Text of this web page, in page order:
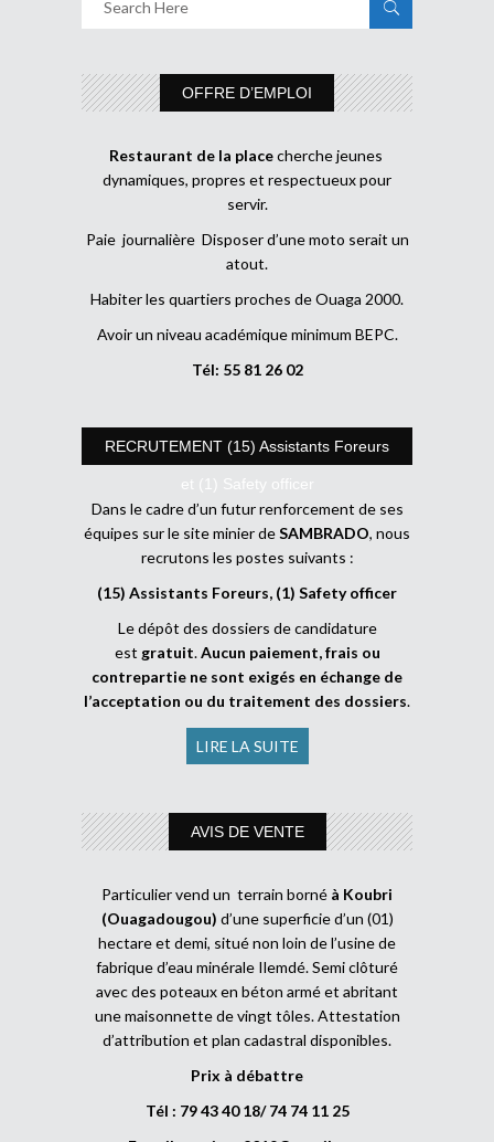
OFFRE D’EMPLOI
Restaurant de la placecherche jeunes
dynamiques, propres et respectueux pour
servir.
Paie journalière Disposer d’une moto serait un
atout.
Habiter les quartiers proches de Ouaga 2000.
Avoir un niveau académique minimum BEPC.
Tél: 55 81 26 02
RECRUTEMENT (15) Assistants Foreurs
et (1) Safety officer
Dans le cadre d’un futur renforcement de ses
équipes sur le site minier deSAMBRADO, nous
recrutons les postes suivants :
(15) Assistants Foreurs, (1) Safety officer
Le dépôt des dossiers de candidature
est gratuit.Aucun paiement, frais ou
contrepartie ne sont exigés en échange de
l’acceptation ou du traitement des dossiers.
LIRE LA SUITE
AVIS DE VENTE
Particulier vend un terrain borné à Koubri
(Ouagadougou) d’une superficie d’un (01)
hectare et demi, situé non loin de l’usine de
fabrique d’eau minérale Ilemdé. Semi clôturé
avec des poteaux en béton armé et abritant
une maisonnette de vingt tôles. Attestation
d’attribution et plan cadastral disponibles.
Prix à débattre
Tél : 79 43 40 18/ 74 74 11 25